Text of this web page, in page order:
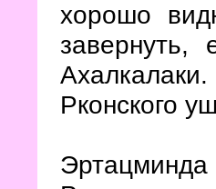
хорошо
Рконского